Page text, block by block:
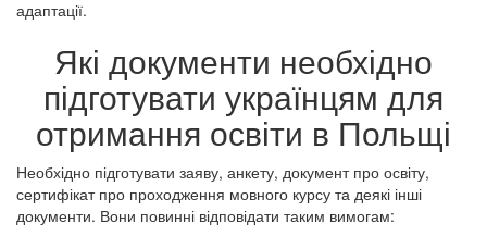
адаптації.
Які документи необхідно
підготувати українцям для
отримання освіти в Польщі
Необхідно підготувати заяву, анкету, документ про освіту,
сертифікат про проходження мовного курсу та деякі інші
документи. Вони повинні відповідати таким вимогам: